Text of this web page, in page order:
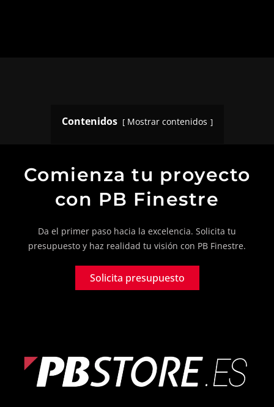
Contenidos Mostrar contenidos
Comienza tu proyecto
con PB Finestre
Da el primer paso hacia la excelencia. Solicita tu
presupuesto y haz realidad tu visión con PB Finestre.
Solicita presupuesto